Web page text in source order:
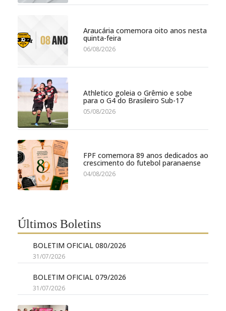
Araucária comemora oito anos nesta
quinta-feira
06/08/2026
Athletico goleia o Grêmio e sobe
para o G4 do Brasileiro Sub-17
05/08/2026
FPF comemora 89 anos dedicados ao
crescimento do futebol paranaense
04/08/2026
Últimos Boletins
BOLETIM OFICIAL 080/2026
31/07/2026
BOLETIM OFICIAL 079/2026
31/07/2026